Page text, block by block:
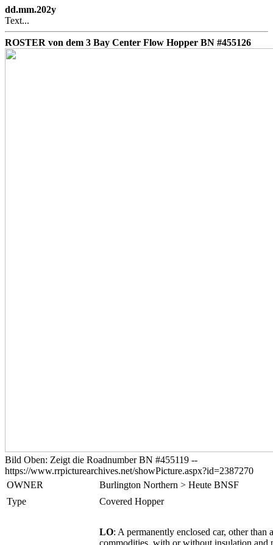
dd.mm.202y
Text...
ROSTER von dem 3 Bay Center Flow Hopper BN #455126
Bild Oben: Zeigt die Roadnumber BN #455119 --
https://www.rrpicturearchives.net/showPicture.aspx?id=2387270
OWNER
Burlington Northern > Heute BNSF
Type
Covered Hopper
LO: A permanently enclosed car, other
commodities, with or without insulation